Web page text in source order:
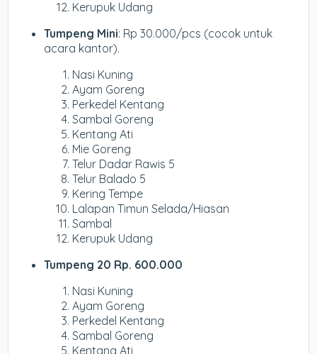
Kerupuk Udang
Tumpeng Mini: Rp 30.000/pcs (cocok untuk
acara kantor).
Nasi Kuning
Ayam Goreng
Perkedel Kentang
Sambal Goreng
Kentang Ati
Mie Goreng
Telur Dadar Rawis 5
Telur Balado 5
Kering Tempe
Lalapan Timun Selada/Hiasan
Sambal
Kerupuk Udang
Tumpeng 20 Rp. 600.000
Nasi Kuning
Ayam Goreng
Perkedel Kentang
Sambal Goreng
Kentang Ati